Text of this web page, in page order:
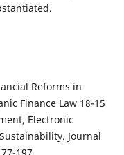
Reforms in
Finance Law 18-15
Electronic
Journal